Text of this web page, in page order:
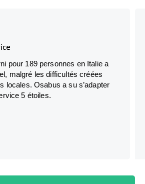
pour 189 personnes en Italie a
malgré les difficultés créées
locales. Osabus a su s’adapter
5 étoiles.